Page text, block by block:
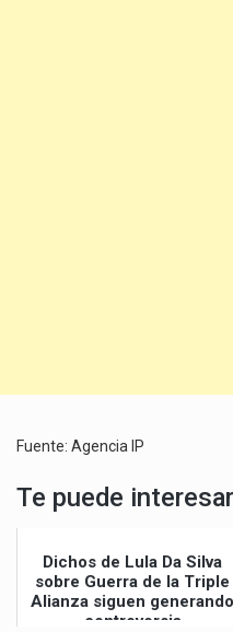
Fuente: Agencia IP
Te puede interesar
Dichos de Lula Da Silva
sobre Guerra de la Triple
Alianza siguen generando
controversia